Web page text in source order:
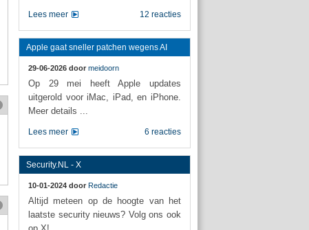
12 reacties
Lees meer
Apple gaat sneller patchen wegens AI
29-06-2026 door meidoorn
Op 29 mei heeft Apple updates
uitgerold voor iMac, iPad, en iPhone.
Meer details ...
6 reacties
Lees meer
Security.NL - X
10-01-2024 door Redactie
Altijd meteen op de hoogte van het
laatste security nieuws? Volg ons ook